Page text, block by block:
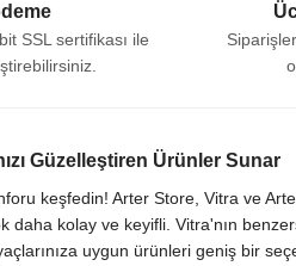
SSL sertifikası ile
Güzelleştiren Ürünler Sunar
keşfedin! Arter Store, Vitra ve
daha kolay ve keyifli. Vitra'nın
uygun ürünleri geniş bir